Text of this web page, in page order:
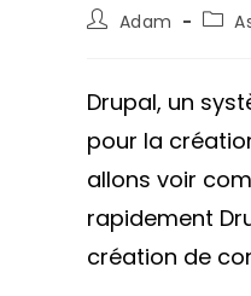
Auteur/autrice
Adam
Post
Drupal, un
pour la
allons voir
rapidement
création de